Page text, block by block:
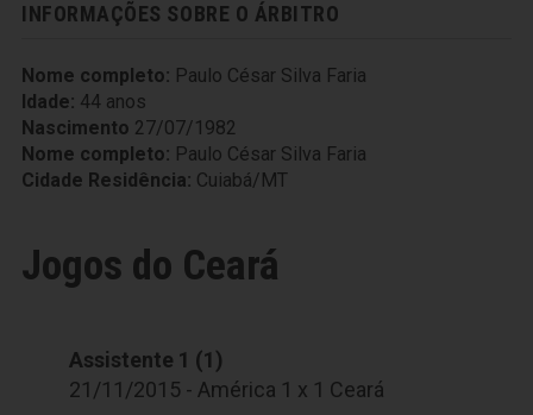
INFORMAÇÕES SOBRE O ÁRBITRO
Nome completo: Paulo César Silva Faria
Idade: 44 anos
Nascimento 27/07/1982
Nome completo: Paulo César Silva Faria
Cidade Residência: Cuiabá/MT
Jogos do Ceará
Assistente 1 (1)
21/11/2015 - América 1 x 1 Ceará